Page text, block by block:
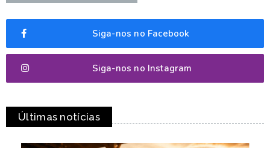
Siga-nos no Facebook
Siga-nos no Instagram
Últimas notícias